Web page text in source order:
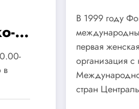
в
В 1999 году
первая
организация
стран